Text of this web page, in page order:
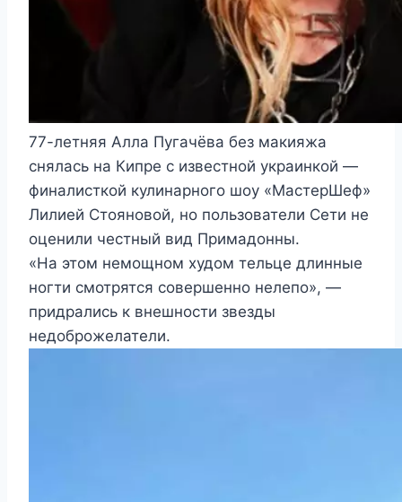
77-летняя Алла Пугачёва без макияжа
снялась на Кипре с известной украинкой —
финалисткой кулинарного шоу «МастерШеф»
Лилией Стояновой, но пользователи Сети не
оценили честный вид Примадонны.
«На этом немощном худом тельце длинные
ногти смотрятся совершенно нелепо», —
придрались к внешности звезды
недоброжелатели.